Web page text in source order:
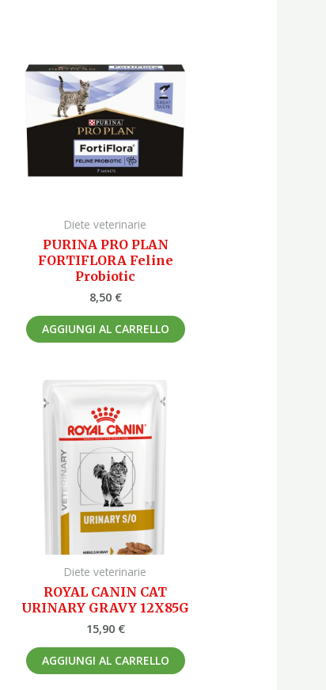
Diete veterinarie
PURINA PRO PLAN
FORTIFLORA Feline
Probiotic
8,50 €
AGGIUNGI AL CARRELLO
Diete veterinarie
ROYAL CANIN CAT
URINARY GRAVY 12X85G
15,90 €
AGGIUNGI AL CARRELLO